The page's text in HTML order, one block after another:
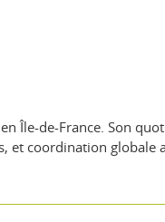
Île-de-France. Son
et coordination globale